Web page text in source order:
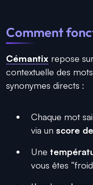
Comment
Cémantix repose
contextuelle des
synonymes directs :
Chaque mot
via un score
Une
vous êtes